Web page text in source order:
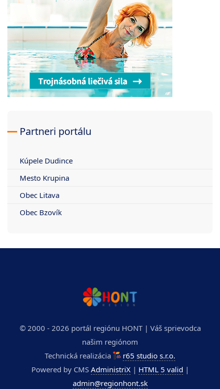
Partneri portálu
Kúpele Dudince
Mesto Krupina
Obec Litava
Obec Bzovík
© 2000 - 2026 portál regiónu HONT | Váš sprievodca
našim regiónom
Technická realizácia
r65 studio s.r.o.
Powered by CMS AdministriX| HTML 5 valid |
admin@regionhont.sk